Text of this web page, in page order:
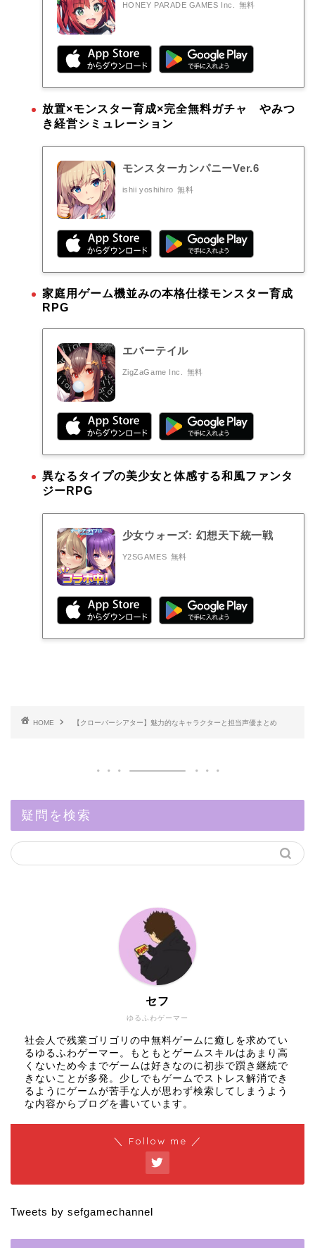
HONEY PARADE GAMES Inc. 無料
放置×モンスター育成×完全無料ガチャ やみつ
き経営シミュレーション
モンスターカンパニーVer.6
ishii yoshihiro 無料
家庭用ゲーム機並みの本格仕様モンスター育成
RPG
エバーテイル
ZigZaGame Inc. 無料
異なるタイプの美少女と体感する和風ファンタ
ジーRPG
少女ウォーズ: 幻想天下統一戦
Y2SGAMES 無料
HOME 【クローバーシアター】魅力的なキャラクターと担当声優まとめ
疑問を検索
ゆるふわゲーマー
セフ
社会人で残業ゴリゴリの中無料ゲームに癒しを求めてい
るゆるふわゲーマー。もともとゲームスキルはあまり高
くないため今までゲームは好きなのに初歩で躓き継続で
きないことが多発。少しでもゲームでストレス解消でき
るようにゲームが苦手な人が思わず検索してしまうよう
な内容からブログを書いています。
＼ Follow me ／
Tweets by sefgamechannel